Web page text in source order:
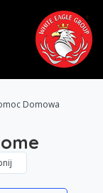
Domowa